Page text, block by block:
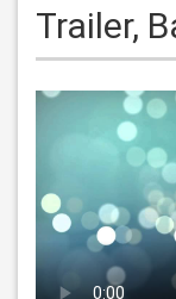
Trailer,